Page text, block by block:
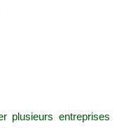
plusieurs entreprises